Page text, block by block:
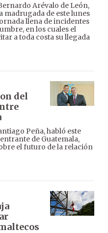
Arévalo de León,
de este lunes
llena de incidentes
en los cuales el
a toda costa su llegada
del
Peña, habló este
de Guatemala,
el futuro de la relación